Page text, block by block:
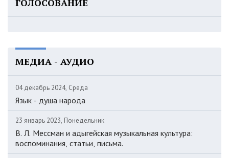
ГОЛОСОВАНИЕ
МЕДИА - АУДИО
04 декабрь 2024, Среда
Язык - душа народа
23 январь 2023, Понедельник
В. Л. Мессман и адыгейская музыкальная культура:
воспоминания, статьи, письма.